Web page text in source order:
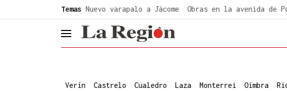
Temas Nuevo varapalo a Jácome Obras en la avenida de
header.menu.open
Verín Castrelo Cualedro Laza Monterrei Oímbra